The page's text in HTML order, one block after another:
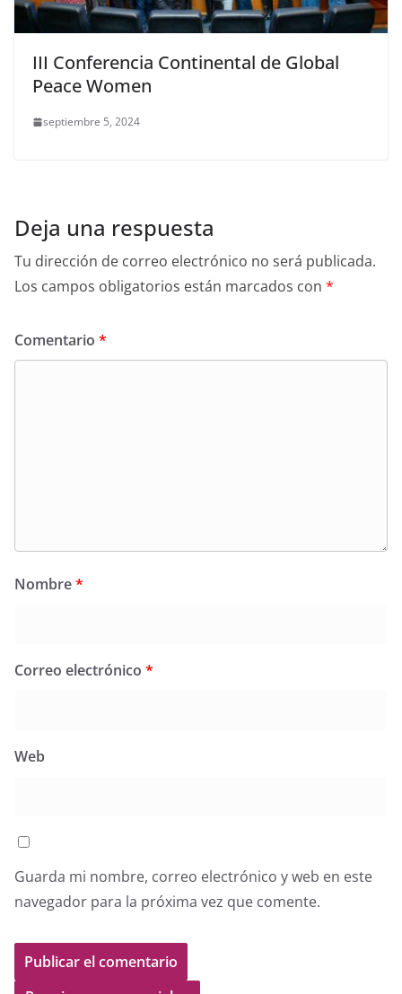
III Conferencia Continental de Global
Peace Women
septiembre 5, 2024
Deja una respuesta
Tu dirección de correo electrónico no será publicada.
Los campos obligatorios están marcados con *
Comentario *
Nombre*
Correo electrónico *
Web
Guarda mi nombre, correo electrónico y web en este
navegador para la próxima vez que comente.